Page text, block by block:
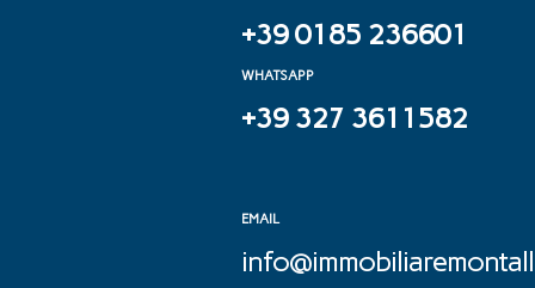
+39 0185 236601
WHATSAPP
+39 327 3611582
EMAIL